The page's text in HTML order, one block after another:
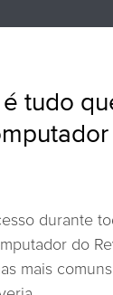
tudo
durante
do
mais